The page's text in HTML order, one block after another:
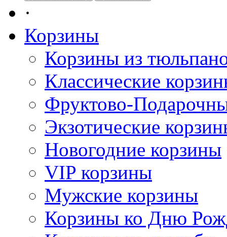
·
Корзины
Корзины из
Классические
Фруктово-
Экзотические
Новогодние корзины
VIP корзины
Мужские корзины
Корзины ко Дню